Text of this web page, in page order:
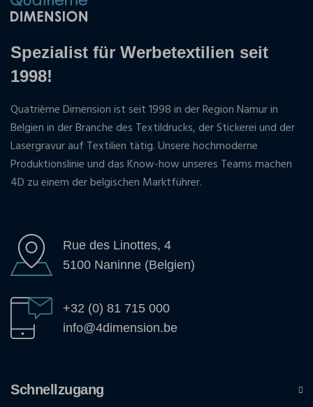
Spezialist für Werbetextilien seit
1998!
Quatrième Dimension ist seit 1998 in der Region Namur in
Belgien in der Branche des Textildrucks, der Stickerei und der
Lasergravur auf Textilien tätig. Unsere hochmoderne
Produktionslinie und das Know-how unseres Teams machen
4D zu einem der belgischen Marktführer.
Rue des Linottes, 4
5100 Naninne (Belgien)
+32 (0) 81 715 000
info@4dimension.be
Schnellzugang